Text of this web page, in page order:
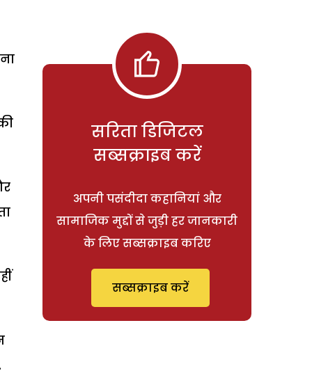
सरिता डिजिटल
सब्सक्राइब करें
अपनी पसंदीदा कहानियां और
सामाजिक मुद्दों से जुड़ी हर जानकारी
के लिए सब्सक्राइब करिए
सब्सक्राइब करें